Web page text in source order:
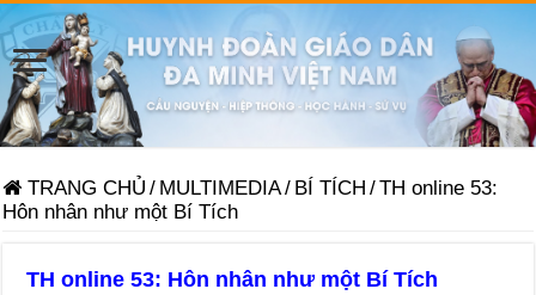
TRANG CHỦ / MULTIMEDIA/ BÍ TÍCH /TH online 53:
Hôn nhân như một Bí Tích
TH online 53: Hôn nhân như một Bí Tích